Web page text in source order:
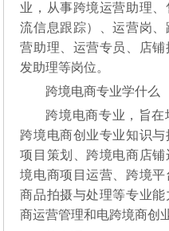
业，从事跨境运营助理
流信息跟踪）、运营岗
营助理、运营专员、店
发助理等岗位。
跨境电商专业学什么
跨境电商专业，旨
跨境电商创业专业知识
项目策划、跨境电商店
境电商项目运营、跨境平
商品拍摄与处理等专业
商运营管理和电跨境商创